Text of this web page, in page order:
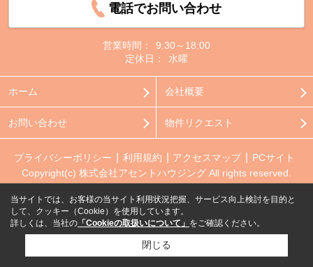
電話でお問い合わせ
営業時間：
9:30～18:00
定休日：
水曜
ホーム 会社概要
お問い合わせ 物件リクエスト
プライバシーポリシー 利用規約 アクセスマップ
PCサイト
Copyright(c) 株式会社アセントハウジング All rights reserved.
当サイトでは、お客様の当サイト利用状況把握、サービス向上検討を目的と
して、クッキー（Cookie）を使用しています。
詳しくは、当社の 「Cookieの取扱いについて」 をご確認ください。
閉じる